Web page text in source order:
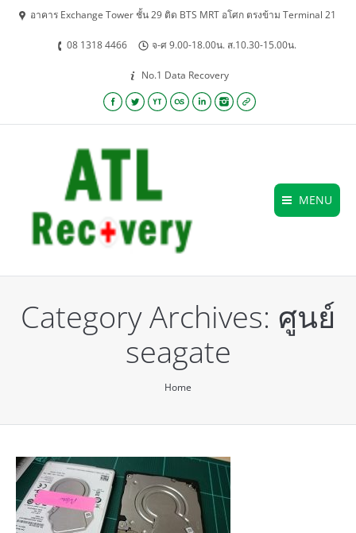
อาคาร Exchange Tower ชั้น 29 ติด BTS MRT อโศก ตรงข้าม Terminal 21
08 1318 4466 จ-ศ 9.00-18.00น. ส.10.30-15.00น.
No.1 Data Recovery
Facebook
TwitterYouTubeLastfmLinkedinInstagram
Website
MENU
Category Archives: ศูนย์
seagate
Home